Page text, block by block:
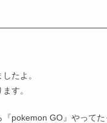
たよ。
す。
pokemon GO』やってた